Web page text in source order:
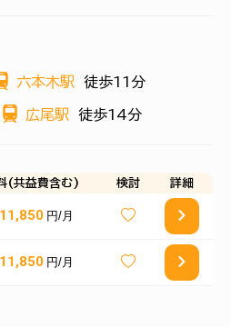
六本木駅 徒歩11分
広尾駅 徒歩14分
(共益費含む) 検討 詳細
円/月
円/月